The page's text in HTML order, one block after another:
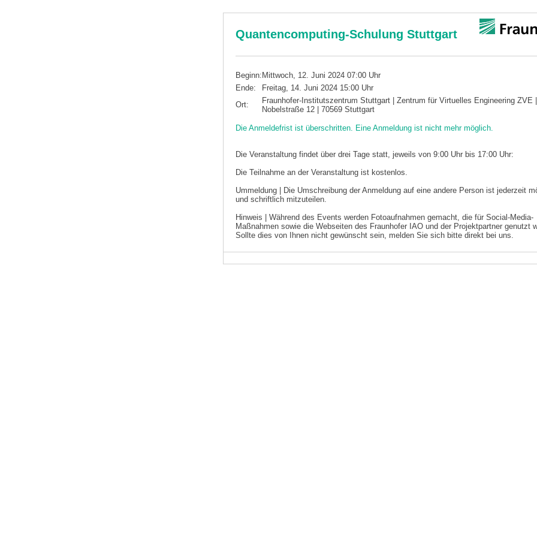
Quantencomputing-Schulung Stuttgart
Beginn: Mittwoch, 12. Juni 2024 07:00 Uhr
Ende:
Freitag, 14. Juni 2024 15:00 Uhr
Ort:
Fraunhofer-Institutszentrum Stuttgart | Zentrum für Virtuelles Engineering ZVE |
Nobelstraße 12 | 70569 Stuttgart
Die Anmeldefrist ist überschritten. Eine Anmeldung ist nicht mehr möglich.
Die Veranstaltung findet über drei Tage statt, jeweils von 9:00 Uhr bis 17:00 Uhr:
Die Teilnahme an der Veranstaltung ist kostenlos.
Ummeldung | Die Umschreibung der Anmeldung auf eine andere Person ist jederzeit
und schriftlich mitzuteilen.
Hinweis | Während des Events werden Fotoaufnahmen gemacht, die für Social-Media-
Maßnahmen sowie die Webseiten des Fraunhofer IAO und der Projektpartner genutzt
Sollte dies von Ihnen nicht gewünscht sein, melden Sie sich bitte direkt bei uns.